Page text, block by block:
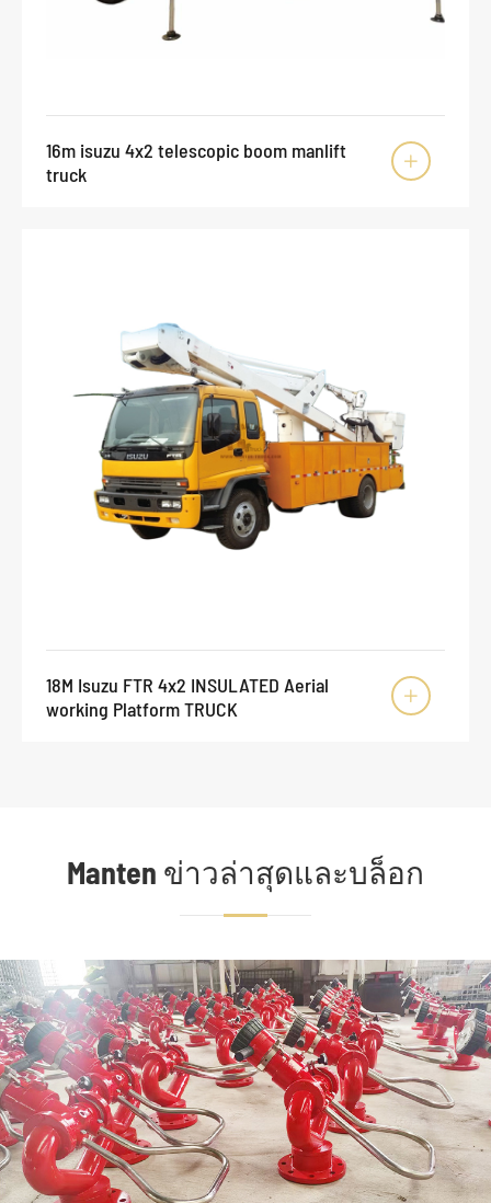
16m isuzu 4x2 telescopic boom manlift
truck

18M Isuzu FTR 4x2 INSULATED Aerial
working Platform TRUCK

Manten ข่าวล่าสุดและบล็อก